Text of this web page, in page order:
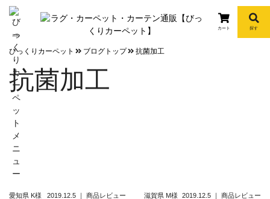
info
カート 探す
びっくりカーペット ブログトップ 抗菌加工
抗菌加工
愛知県 K様 2019.12.5 ｜ 商品レビュー 滋賀県 M様 2019.12.5 ｜ 商品レビュー